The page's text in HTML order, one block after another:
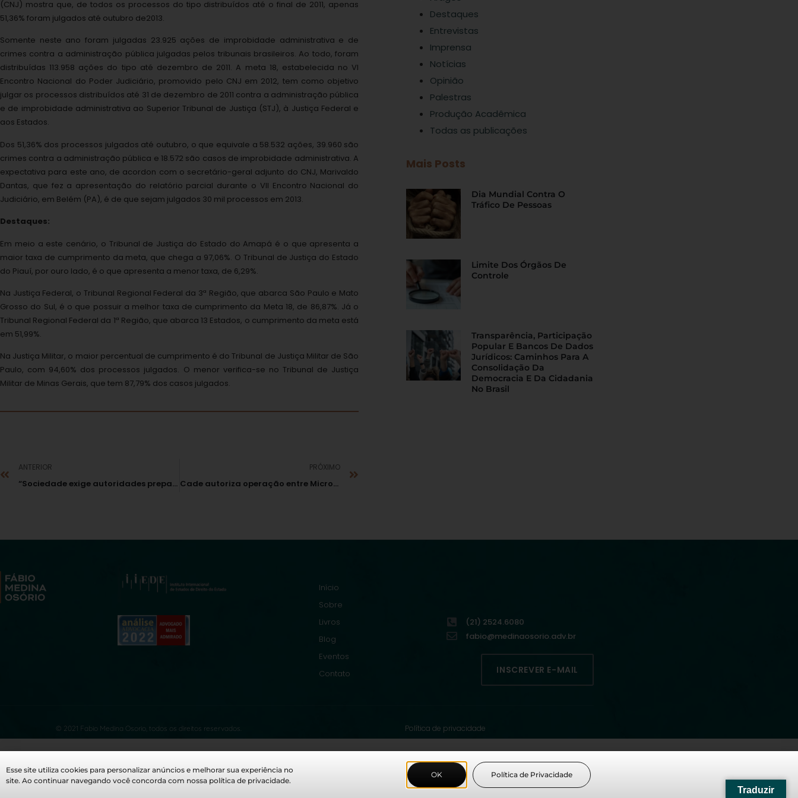
(CNJ) mostra que, de todos os processos do tipo distribuídos até o final de 2011, apenas
51,36% foram julgados até outubro de2013.
Somente neste ano foram julgadas 23.925 ações de improbidade administrativa e de
crimes contra a administração pública julgadas pelos tribunais brasileiros. Ao todo, foram
distribuídas 113.958 ações do tipo até dezembro de 2011. A meta 18, estabelecida no VI
Encontro Nacional do Poder Judiciário, promovido pelo CNJ em 2012, tem como objetivo
julgar os processos distribuídos até 31 de dezembro de 2011 contra a administração pública
e de improbidade administrativa ao Superior Tribunal de Justiça (STJ), à Justiça Federal e
aos Estados.
Dos 51,36% dos processos julgados até outubro, o que equivale a 58.532 ações, 39.960 são
crimes contra a administração pública e 18.572 são casos de improbidade administrativa. A
expectativa para este ano, de acordon com o secretário-geral adjunto do CNJ, Marivaldo
Dantas, que fez a apresentação do relatório parcial durante o VII Encontro Nacional do
Judiciário, em Belém (PA), é de que sejam julgados 30 mil processos em 2013.
Destaques:
Em meio a este cenário, o Tribunal de Justiça do Estado do Amapá é o que apresenta a
maior taxa de cumprimento da meta, que chega a 97,06%. O Tribunal de Justiça do Estado
do Piauí, por ouro lado, é o que apresenta a menor taxa, de 6,29%.
Na Justiça Federal, o Tribunal Regional Federal da 3ª Região, que abarca São Paulo e Mato
Grosso do Sul, é o que possuir a melhor taxa de cumprimento da Meta 18, de 86,87%. Já o
Tribunal Regional Federal da 1ª Região, que abarca 13 Estados, o cumprimento da meta está
em 51,99%.
Na Justiça Militar, o maior percentual de cumprimento é do Tribunal de Justiça Militar de São
Paulo, com 94,60% dos processos julgados. O menor verifica-se no Tribunal de Justiça
Militar de Minas Gerais, que tem 87,79% dos casos julgados.
ANTERIOR
“Sociedade exige autoridades preparadas para combater a má gestão pública”, aponta Fábio Medina Osório em Recife (PE) durante evento da ESMAFE
PRÓXIMO
Cade autoriza operação entre Microsoft e Nokia
Destaques
Entrevistas
Imprensa
Notícias
Opinião
Palestras
Produção Acadêmica
Todas as publicações
Mais Posts
Dia Mundial Contra O
Tráfico De Pessoas
Limite Dos Órgãos De
Controle
Transparência, Participação
Popular E Bancos De Dados
Jurídicos: Caminhos Para A
Consolidação Da
Democracia E Da Cidadania
No Brasil
Início
Sobre
Livros
Blog
Eventos
Contato
(21) 2524.6080
fabio@medinaosorio.adv.br
INSCREVER E-MAIL
© 2021 Fabio Medina Osorio, todos os direitos reservados. Política de privacidade
Traduzir
Esse site utiliza cookies para personalizar anúncios e melhorar sua experiência no
site. Ao continuar navegando você concorda com nossa política de privacidade.
OK Política de Privacidade